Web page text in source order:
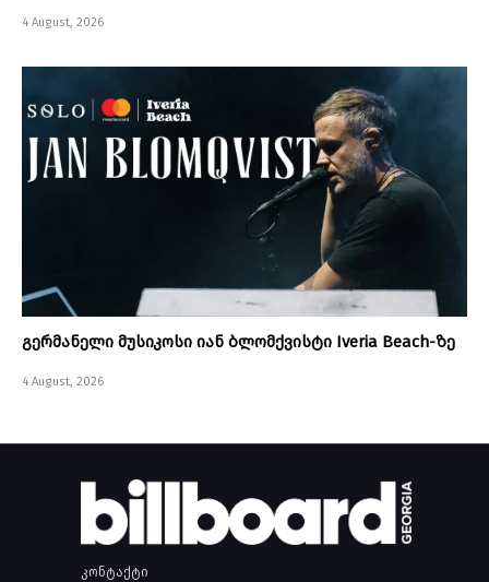
4 August, 2026
გერმანელი მუსიკოსი იან ბლომქვისტი Iveria Beach-ზე
4 August, 2026
კონტაქტი